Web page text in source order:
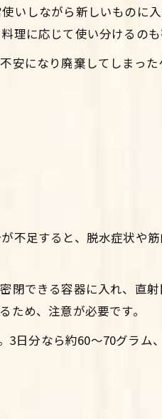
いしながら新しいものに
に応じて使い分けるのも
安になり廃棄してしまった
足すると、脱水症状や筋
閉できる容器に入れ、直
め、注意が必要です。
3日分なら約60～70グラム